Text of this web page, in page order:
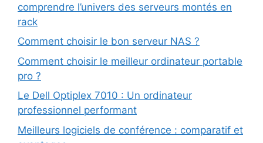
comprendre l’univers des serveurs montés en
rack
Comment choisir le bon serveur NAS ?
Comment choisir le meilleur ordinateur portable
pro ?
Le Dell Optiplex 7010 : Un ordinateur
professionnel performant
Meilleurs logiciels de conférence : comparatif et